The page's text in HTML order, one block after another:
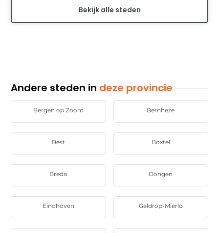
Bekijk alle steden
Andere steden in deze provincie
Bergen op Zoom Bernheze
Best Boxtel
Breda Dongen
Eindhoven Geldrop-Mierlo